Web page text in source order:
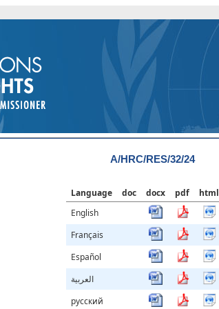
A/HRC/RES/32/24
Language doc docx pdf html
English
Français
Español
العربية
русский